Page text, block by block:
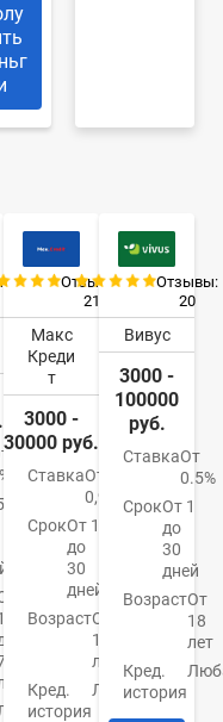
Отзывы:
21
Макс
Креди
т
3000 -
30000 руб.
СтавкаОт
0,9%
СрокОт 1
до
30
дней
ВозрастОт
18
лет
Кред.
история
Любая
Отзывы:
20
Вивус
3000 -
100000
руб.
СтавкаОт
0.5%
СрокОт 1
до
30
дней
ВозрастОт
18
лет
Кред.
история